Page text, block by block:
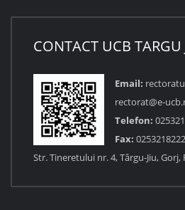
CONTACT UCB TARGU
Email:
rectorat@e-
Telefon:
Fax: 0253218222
Str. Tineretului nr. 4, Târgu-Jiu, Gorj,